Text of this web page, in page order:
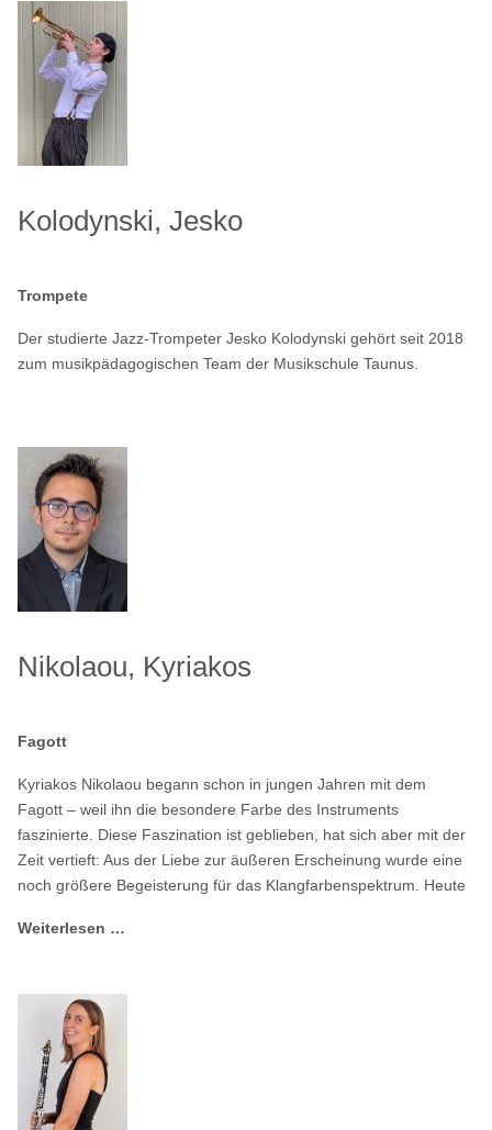
Kolodynski, Jesko
Trompete
Der studierte Jazz-Trompeter Jesko Kolodynski gehört seit 2018
zum musikpädagogischen Team der Musikschule Taunus.
Nikolaou, Kyriakos
Fagott
Kyriakos Nikolaou begann schon in jungen Jahren mit dem
Fagott – weil ihn die besondere Farbe des Instruments
faszinierte. Diese Faszination ist geblieben, hat sich aber mit der
Zeit vertieft: Aus der Liebe zur äußeren Erscheinung wurde eine
noch größere Begeisterung für das Klangfarbenspektrum. Heute
Weiterlesen …